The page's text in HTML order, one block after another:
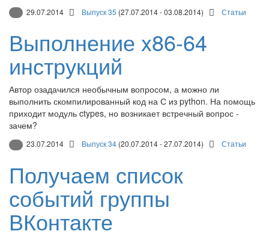
29.07.2014 Выпуск 35 (27.07.2014 - 03.08.2014) Статьи
Выполнение x86-64
инструкций
Автор озадачился необычным вопросом, а можно ли
выполнить скомпилированный код на С из python. На помощь
приходит модуль ctypes, но возникает встречный вопрос -
зачем?
23.07.2014 Выпуск 34 (20.07.2014 - 27.07.2014) Статьи
Получаем список
событий группы
ВКонтакте